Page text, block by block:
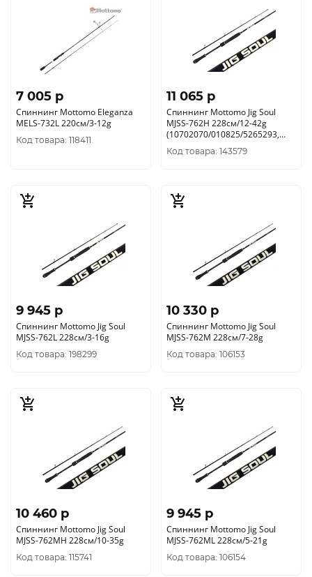
7 005 p
Спиннинг Mottomo Eleganza
MELS-732L 220см/3-12g
Код товара: 118411
11 065 p
Спиннинг Mottomo Jig Soul
MJSS-762H 228см/12-42g
(10702070/010825/5265293,
Китай)
Код товара: 143579
9 945 p
Спиннинг Mottomo Jig Soul
MJSS-762L 228см/3-16g
Код товара: 198299
10 330 p
Спиннинг Mottomo Jig Soul
MJSS-762M 228см/7-28g
Код товара: 106153
10 460 p
Спиннинг Mottomo Jig Soul
MJSS-762MH 228см/10-35g
Код товара: 115741
9 945 p
Спиннинг Mottomo Jig Soul
MJSS-762ML 228см/5-21g
Код товара: 106154